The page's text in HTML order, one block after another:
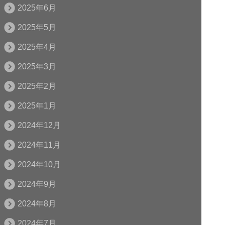
2025年6月
2025年5月
2025年4月
2025年3月
2025年2月
2025年1月
2024年12月
2024年11月
2024年10月
2024年9月
2024年8月
2024年7月